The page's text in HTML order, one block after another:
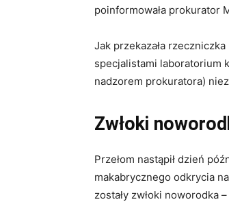
poinformowała prokurator
Jak przekazała
specjalistami laboratorium
nadzorem prokuratora)
Zwłoki
Przełom nastąpił dzień
makabrycznego odkrycia
zostały zwłoki noworodka